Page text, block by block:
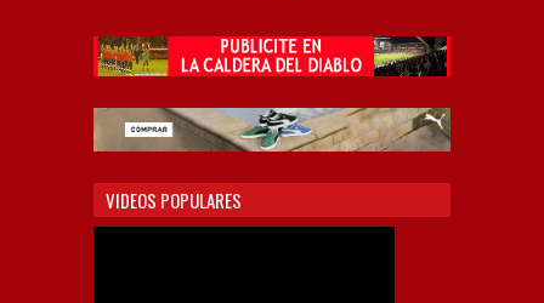
VIDEOS POPULARES